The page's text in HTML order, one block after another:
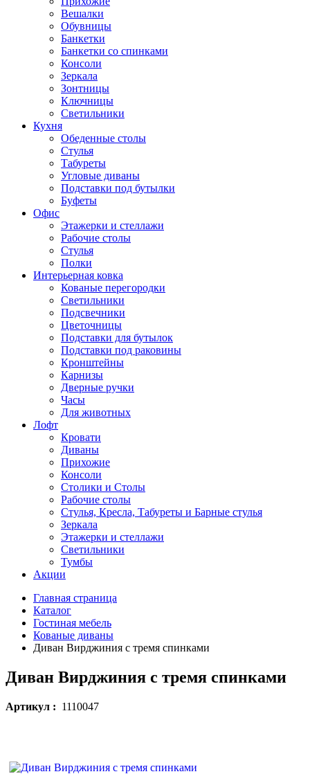
Вешалки
Обувницы
Банкетки
Банкетки со спинками
Консоли
Зеркала
Зонтницы
Ключницы
Светильники
Кухня
Обеденные столы
Стулья
Табуреты
Угловые диваны
Подставки под бутылки
Буфеты
Офис
Этажерки и стеллажи
Рабочие столы
Стулья
Полки
Интерьерная ковка
Кованые перегородки
Светильники
Подсвечники
Цветочницы
Подставки для бутылок
Подставки под раковины
Кронштейны
Карнизы
Дверные ручки
Часы
Для животных
Лофт
Кровати
Диваны
Прихожие
Консоли
Столики и Столы
Рабочие столы
Стулья, Кресла, Табуреты и Барные стулья
Зеркала
Этажерки и стеллажи
Светильники
Тумбы
Акции
Главная страница
Каталог
Гостиная мебель
Кованые диваны
Диван Вирджиния с тремя спинками
Диван Вирджиния с тремя спинками
Артикул : 1110047